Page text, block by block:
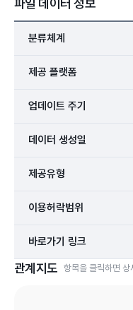
파일 데이터 정보
분류체계
제공 플랫폼
업데이트 주기
데이터 생성일
제공유형
이용허락범위
바로가기 링크
관계지도 항목을 클릭하면